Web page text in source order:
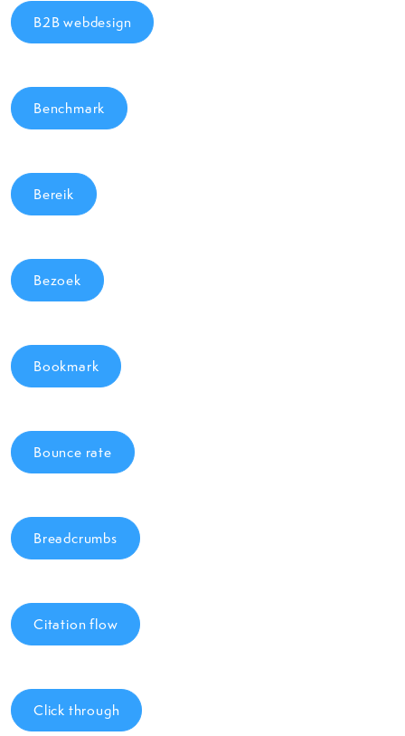
B2B webdesign
Benchmark
Bereik
Bezoek
Bookmark
Bounce rate
Breadcrumbs
Citation flow
Click through